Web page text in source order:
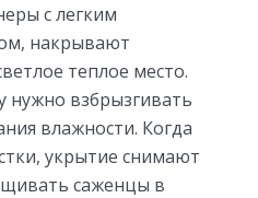
с легким
накрывают
теплое место.
нужно взбрызгивать
влажности. Когда
укрытие снимают
саженцы в